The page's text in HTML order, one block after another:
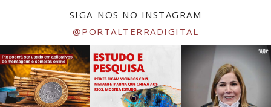
SIGA-NOS NO INSTAGRAM
@PORTALTERRADIGITAL